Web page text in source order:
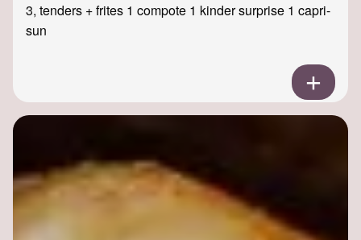
3, tenders + frites 1 compote 1 kinder surprise 1 capri-
sun